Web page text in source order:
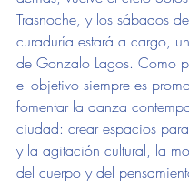
Trasnoche, y los sábados
curaduría estará a cargo,
de Gonzalo Lagos. Como
el objetivo siempre es
fomentar la danza
ciudad: crear espacios
y la agitación cultural, la
del cuerpo y del